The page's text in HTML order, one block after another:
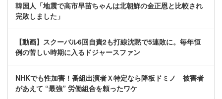
韓国人「地震で高市早苗ちゃんは北朝鮮の金正恩と比較され
完敗しました」
【動画】スクーバル6回自責2も打線沈黙で5連敗に。毎年恒
例の苦しい時期に入るドジャースファン
NHKでも性加害！番組出演者Ｘ特定なら降板ドミノ 被害者
があえて “最強” 労働組合を頼ったワケ